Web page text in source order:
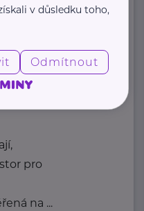
pro
na ...
v důsledku toho,
Odmítnout